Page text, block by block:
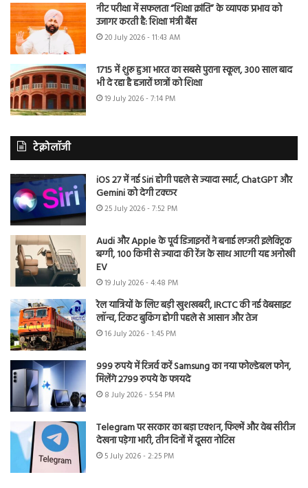
नीट परीक्षा में सफलता “शिक्षा क्रांति” के व्यापक प्रभाव को
उजागर करती है: शिक्षा मंत्री बैंस
20 July 2026 - 11:43 AM
1715 में शुरू हुआ भारत का सबसे पुराना स्कूल, 300 साल बाद
भी दे रहा है हजारों छात्रों को शिक्षा
19 July 2026 - 7:14 PM
टेक्नोलॉजी
iOS 27 में नई Siri होगी पहले से ज्यादा स्मार्ट, ChatGPT और
Gemini को देगी टक्कर
25 July 2026 - 7:52 PM
Audi और Apple के पूर्व डिजाइनरों ने बनाई लग्जरी इलेक्ट्रिक
बग्गी, 100 किमी से ज्यादा की रेंज के साथ आएगी यह अनोखी
EV
19 July 2026 - 4:48 PM
रेल यात्रियों के लिए बड़ी खुशखबरी, IRCTC की नई वेबसाइट
लॉन्च, टिकट बुकिंग होगी पहले से आसान और तेज
16 July 2026 - 1:45 PM
999 रुपये में रिजर्व करें Samsung का नया फोल्डेबल फोन,
मिलेंगे 2799 रुपये के फायदे
8 July 2026 - 5:54 PM
Telegram पर सरकार का बड़ा एक्शन, फिल्में और वेब सीरीज
देखना पड़ेगा भारी, तीन दिनों में दूसरा नोटिस
5 July 2026 - 2:25 PM